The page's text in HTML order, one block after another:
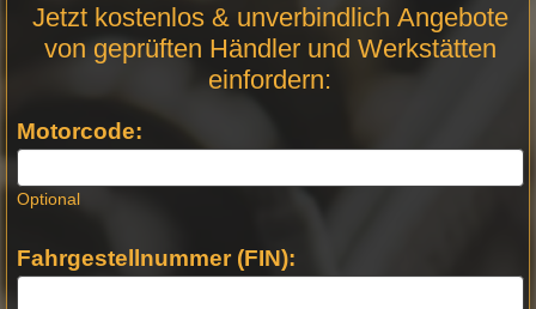
Anfrage
Stellen -
Jetzt kostenlos & unverbindlich Angebote
von geprüften Händler und Werkstätten
einfordern:
Motorcode:
Optional
Fahrgestellnummer (FIN):